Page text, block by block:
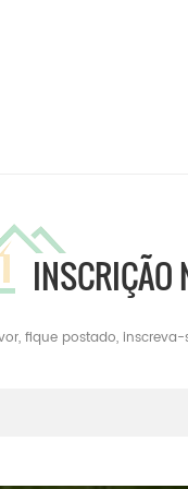
INSCRIÇÃO
fique postado,